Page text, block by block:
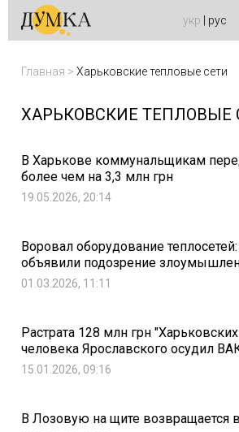
укр рус
Главная > Харьковские тепловые сети
ХАРЬКОВСКИЕ ТЕПЛОВЫЕ
В Харькове коммунальщикам
более чем на 3,3 млн грн
19.05.2026, 20:14
Воровал оборудование
объявили подозрение
01.03.2026, 11:11
Растрата 128 млн грн "Харьковских
человека Ярославского осудил
15.01.2026, 09:16
В Лозовую на щите возвращается